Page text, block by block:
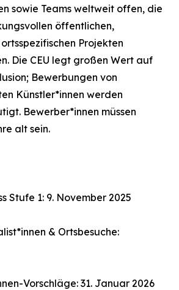
sowie Teams weltweit offen, die
öffentlichen,
Projekten
Die CEU legt großen Wert auf
Bewerbungen von
Künstler*innen werden
Bewerber*innen müssen
alt sein.
Stufe 1: 9. November 2025
& Ortsbesuche:
Vorschläge: 31. Januar 2026